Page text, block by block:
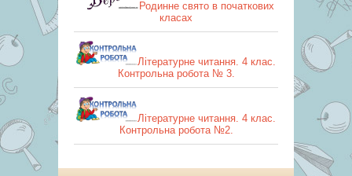
Родинне свято в початкових
класах
Літературне читання. 4 клас.
Контрольна робота № 3.
Літературне читання. 4 клас.
Контрольна робота №2.